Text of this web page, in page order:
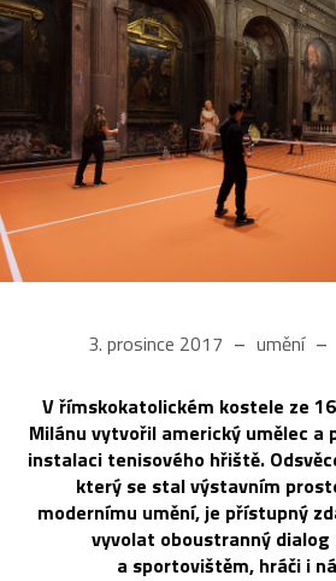
3. prosince 2017 umění
V římskokatolickém kostele ze
Milánu vytvořil americký umělec a
instalaci tenisového hřiště.
který se stal výstavním
modernímu umění, je přístupný
vyvolat oboustranný
a sportovištěm, hráči i